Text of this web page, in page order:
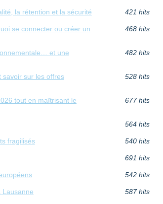
la rétention et la sécurité 421 hits
se connecter ou créer un
468 hits
et une
482 hits
savoir sur les offres
528 hits
tout en maîtrisant le
677 hits
564 hits
fragilisés 540 hits
691 hits
542 hits
Lausanne 587 hits